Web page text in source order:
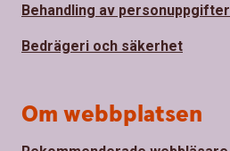
Behandling av personuppgifter
Bedrägeri och säkerhet
Om webbplatsen